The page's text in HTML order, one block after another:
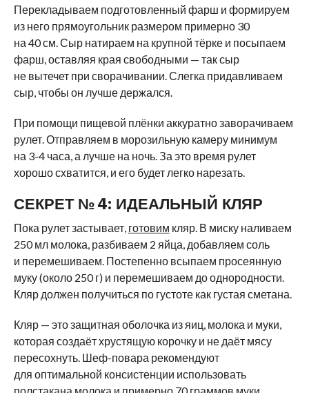
Перекладываем подготовленный фарш и формируем
из него прямоугольник размером примерно 30
на 40 см. Сыр натираем на крупной тёрке и посыпаем
фарш, оставляя края свободными — так сыр
не вытечет при сворачивании. Слегка придавливаем
сыр, чтобы он лучше держался.
При помощи пищевой плёнки аккуратно заворачиваем
рулет. Отправляем в морозильную камеру минимум
на 3-4 часа, а лучше на ночь. За это время рулет
хорошо схватится, и его будет легко нарезать.
СЕКРЕТ № 4: ИДЕАЛЬНЫЙ КЛЯР
Пока рулет застывает, готовим кляр. В миску наливаем
250 мл молока, разбиваем 2 яйца, добавляем соль
и перемешиваем. Постепенно всыпаем просеянную
муку (около 250 г) и перемешиваем до однородности.
Кляр должен получиться по густоте как густая сметана.
Кляр — это защитная оболочка из яиц, молока и муки,
которая создаёт хрустящую корочку и не даёт мясу
пересохнуть. Шеф-повара рекомендуют
для оптимальной консистенции использовать